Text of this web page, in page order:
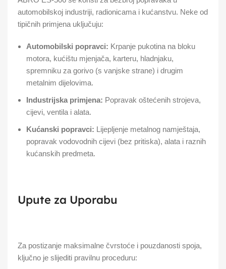
automobilskoj industriji, radionicama i kućanstvu. Neke od
tipičnih primjena uključuju:
Automobilski popravci: Krpanje pukotina na bloku
motora, kućištu mjenjača, karteru, hladnjaku,
spremniku za gorivo (s vanjske strane) i drugim
metalnim dijelovima.
Industrijska primjena: Popravak oštećenih strojeva,
cijevi, ventila i alata.
Kućanski popravci: Lijepljenje metalnog namještaja,
popravak vodovodnih cijevi (bez pritiska), alata i raznih
kućanskih predmeta.
Upute za Uporabu
Za postizanje maksimalne čvrstoće i pouzdanosti spoja,
ključno je slijediti pravilnu proceduru: